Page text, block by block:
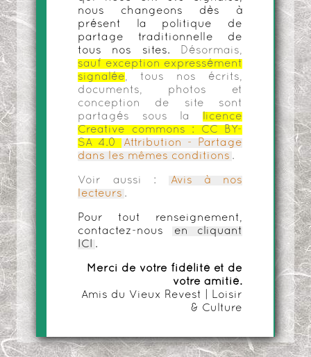
nous changeons dès à
présent la politique de
partage traditionnelle de
tous nos sites.
Désormais,
sauf exception expressément
signalée, tous nos écrits,
documents, photos et
conception de site sont
partagés sous la
licence
Creative commons :
CC BY-
SA 4.0
Attribution - Partage
dans les mêmes conditions .
Voir aussi :
Avis à nos
lecteurs .
Pour tout renseignement,
contactez-nous
en cliquant
ICI
.
Merci de votre fidélité et de
votre amitié.
Amis du Vieux Revest | Loisir
& Culture